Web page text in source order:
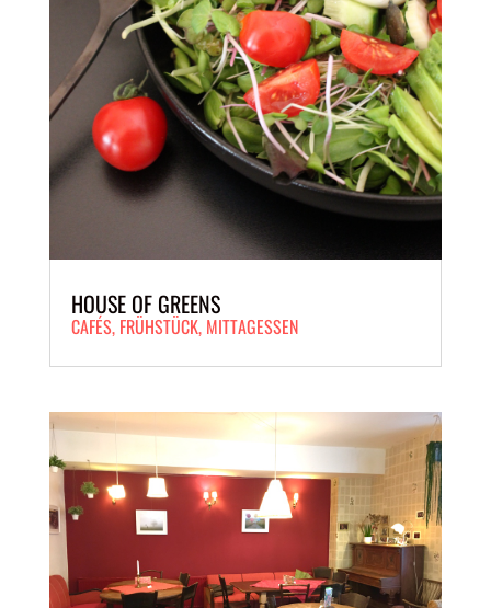
HOUSE OF GREENS
CAFÉS, FRÜHSTÜCK, MITTAGESSEN